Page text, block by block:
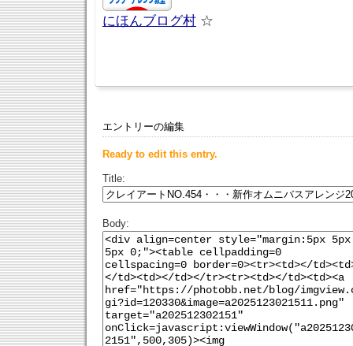
にほんブログ村 ☆
エントリーの編集
Ready to edit this entry.
Title:
Body: